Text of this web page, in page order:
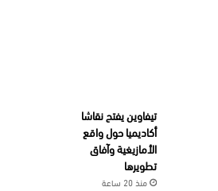
تيفاوين يفتح نقاشا
أكاديميا حول واقع
الأمازيغية وآفاق
تطويرها
منذ 20 ساعة